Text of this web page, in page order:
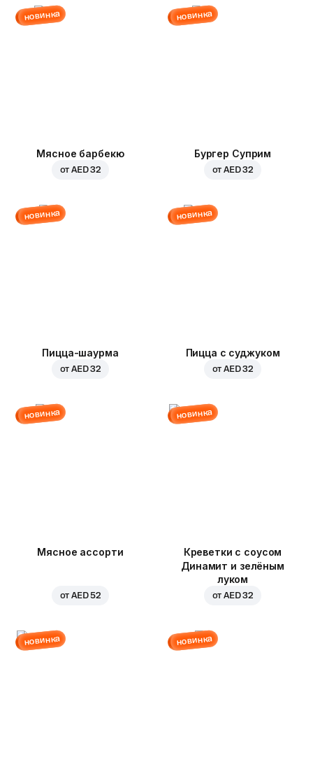
новинка
Мясное барбекю
отAED 32
новинка
Бургер Суприм
отAED 32
новинка
Пицца-шаурма
отAED 32
новинка
Пицца с суджуком
отAED 32
новинка
Мясное ассорти
отAED 52
новинка
Креветки с соусом
Динамит и зелёным
луком
отAED 32
новинка новинка